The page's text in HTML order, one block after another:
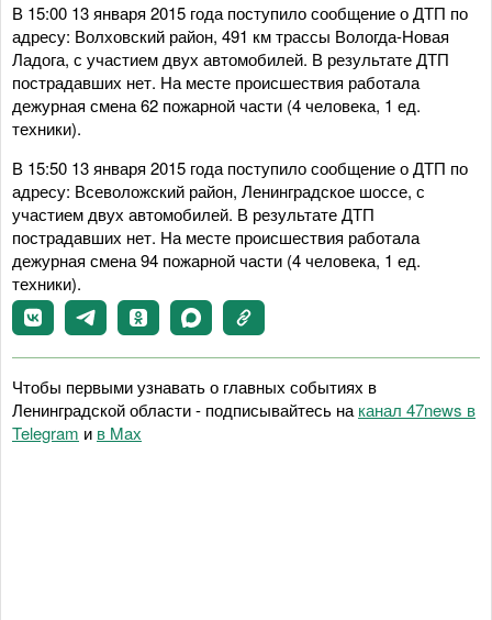
В 15:00 13 января 2015 года поступило сообщение о ДТП по
адресу: Волховский район, 491 км трассы Вологда-Новая
Ладога, с участием двух автомобилей. В результате ДТП
пострадавших нет. На месте происшествия работала
дежурная смена 62 пожарной части (4 человека, 1 ед.
техники).
В 15:50 13 января 2015 года поступило сообщение о ДТП по
адресу: Всеволожский район, Ленинградское шоссе, с
участием двух автомобилей. В результате ДТП
пострадавших нет. На месте происшествия работала
дежурная смена 94 пожарной части (4 человека, 1 ед.
техники).
Чтобы первыми узнавать о главных событиях в
Ленинградской области - подписывайтесь на канал 47news в
Telegram и в Maх